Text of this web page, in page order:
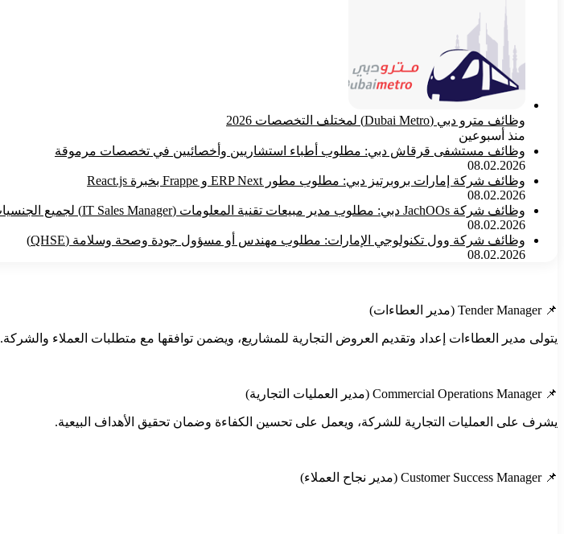
وظائف مترو دبي (Dubai Metro) لمختلف التخصصات 2026
منذ أسبوعين
وظائف مستشفى قرقاش دبي: مطلوب أطباء استشاريين وأخصائيين في تخصصات مرموقة
08.02.2026
وظائف شركة إمارات بروبرتيز دبي: مطلوب مطور ERP Next و Frappe بخبرة React.js
08.02.2026
وظائف شركة JachOOs دبي: مطلوب مدير مبيعات تقنية المعلومات (IT Sales Manager) لجميع الجنسيات
08.02.2026
وظائف شركة وول تكنولوجي الإمارات: مطلوب مهندس أو مسؤول جودة وصحة وسلامة (QHSE)
08.02.2026
📌 Tender Manager (مدير العطاءات)
يتولى مدير العطاءات إعداد وتقديم العروض التجارية للمشاريع، ويضمن توافقها مع متطلبات العملاء والشركة.​
📌 Commercial Operations Manager (مدير العمليات التجارية)
يشرف على العمليات التجارية للشركة، ويعمل على تحسين الكفاءة وضمان تحقيق الأهداف البيعية.​
📌 Customer Success Manager (مدير نجاح العملاء)